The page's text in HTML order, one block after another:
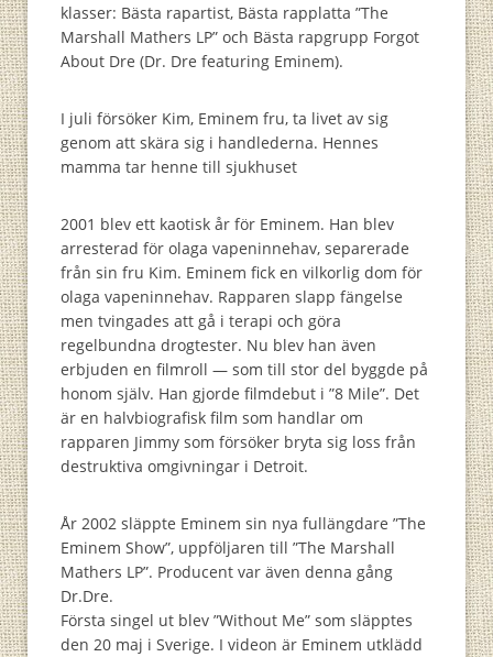
klasser: Bästa rapartist, Bästa rapplatta ”The
Marshall Mathers LP” och Bästa rapgrupp Forgot
About Dre (Dr. Dre featuring Eminem).
I juli försöker Kim, Eminem fru, ta livet av sig
genom att skära sig i handlederna. Hennes
mamma tar henne till sjukhuset
2001 blev ett kaotisk år för Eminem. Han blev
arresterad för olaga vapeninnehav, separerade
från sin fru Kim. Eminem fick en vilkorlig dom för
olaga vapeninnehav. Rapparen slapp fängelse
men tvingades att gå i terapi och göra
regelbundna drogtester. Nu blev han även
erbjuden en filmroll — som till stor del byggde på
honom själv. Han gjorde filmdebut i ”8 Mile”. Det
är en halvbiografisk film som handlar om
rapparen Jimmy som försöker bryta sig loss från
destruktiva omgivningar i Detroit.
År 2002 släppte Eminem sin nya fullängdare ”The
Eminem Show”, uppföljaren till ”The Marshall
Mathers LP”. Producent var även denna gång
Dr.Dre.
Första singel ut blev ”Without Me” som släpptes
den 20 maj i Sverige. I videon är Eminem utklädd